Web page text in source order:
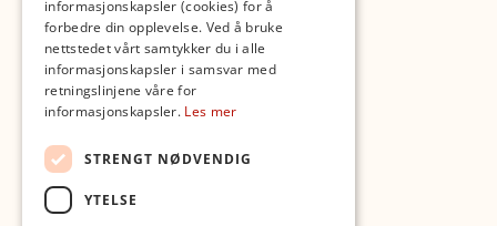
informasjonskapsler (cookies) for å
forbedre din opplevelse. Ved å bruke
nettstedet vårt samtykker du i alle
informasjonskapsler i samsvar med
retningslinjene våre for
informasjonskapsler. Les mer
STRENGT NØDVENDIG
YTELSE